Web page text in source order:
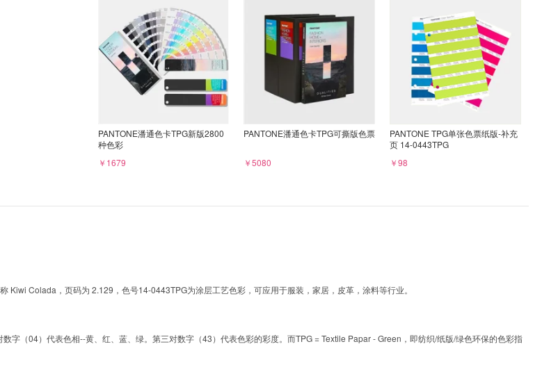
PANTONE潘通色卡TPG新版2800
种色彩
￥1679
PANTONE潘通色卡TPG可撕版色票
￥5080
PANTONE TPG单张色票纸版-补充
页 14-0443TPG
￥98
Kiwi Colada，页码为 2.129，色号14-0443TPG为涂层工艺色彩，可应用于服装，家居，皮革，涂料等行业。
字（04）代表色相--黄、红、蓝、绿。第三对数字（43）代表色彩的彩度。而TPG = Textile Papar - Green，即纺织/纸版/绿色环保的色彩指